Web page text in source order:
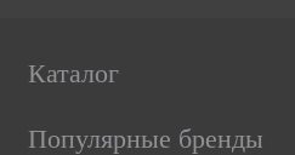
Каталог
Популярные бренды